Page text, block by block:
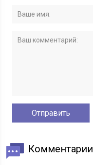
Комментарии